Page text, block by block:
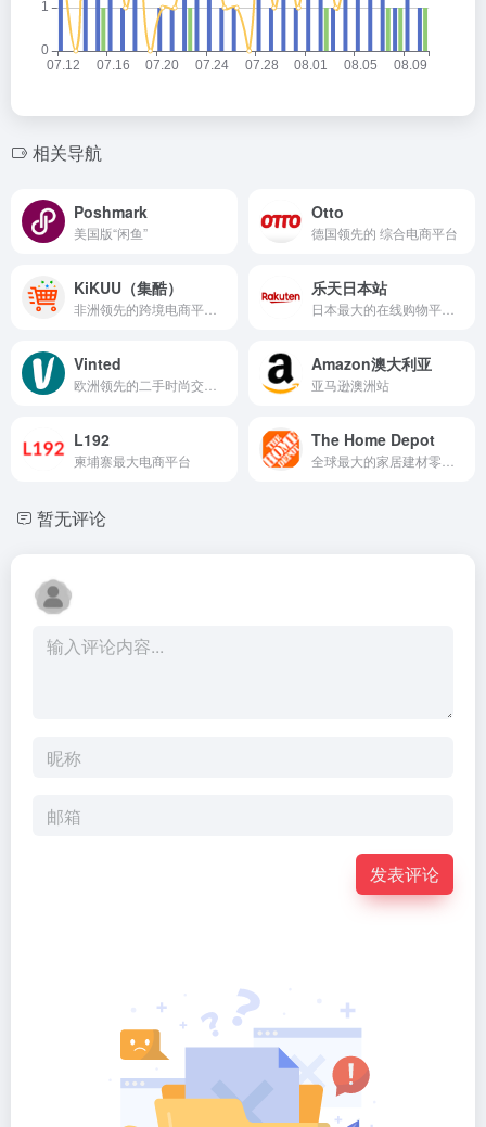
相关导航
Poshmark
美国版“闲鱼”
Otto
德国领先的 综合电商平台
KiKUU（集酷） 乐天日本站
Vinted Amazon澳大利亚
亚马逊澳洲站
L192
柬埔寨最大电商平台
The Home Depot
暂无评论
发表评论